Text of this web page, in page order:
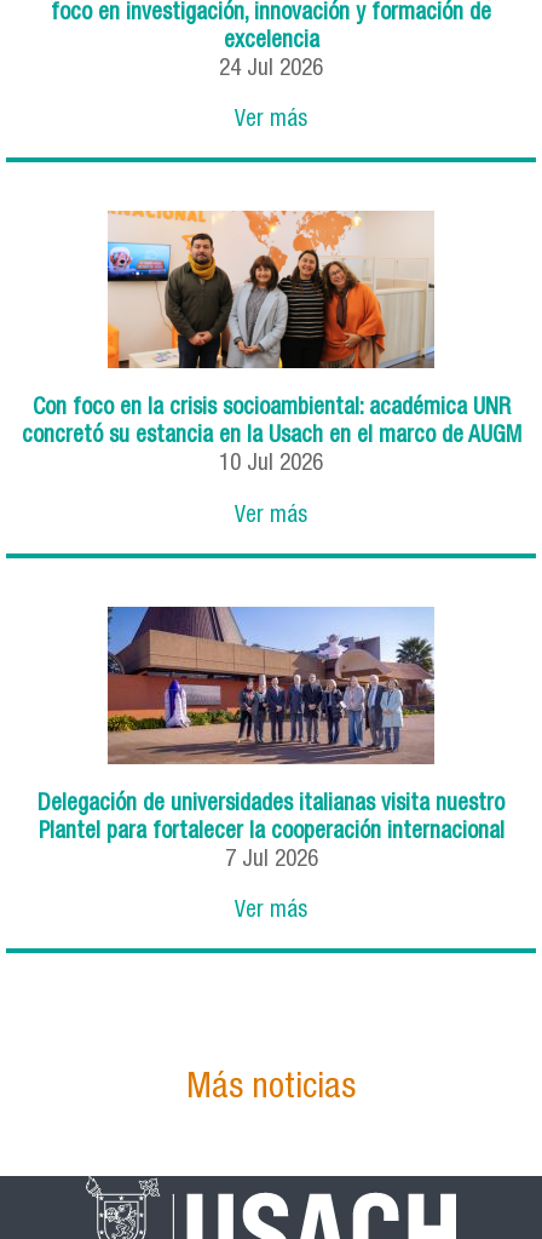
foco en investigación, innovación y formación de
excelencia
24 Jul 2026
Ver más
Con foco en la crisis socioambiental: académica UNR
concretó su estancia en la Usach en el marco de AUGM
10 Jul 2026
Ver más
Delegación de universidades italianas visita nuestro
Plantel para fortalecer la cooperación internacional
7 Jul 2026
Ver más
Más noticias